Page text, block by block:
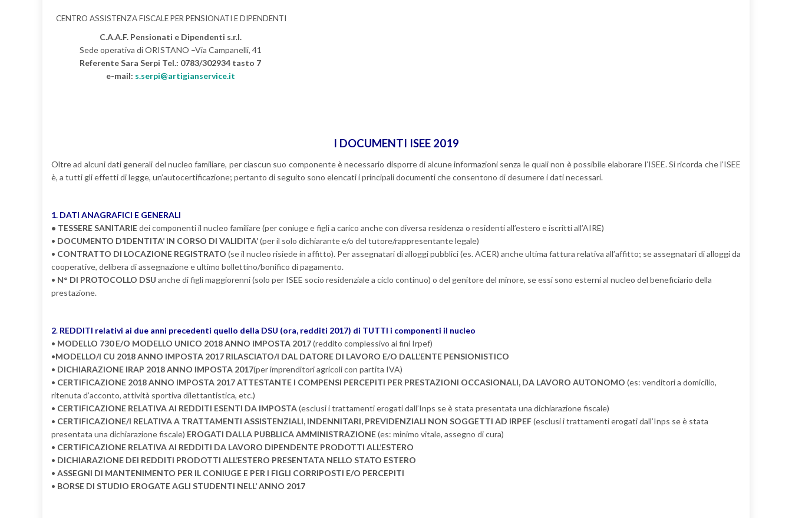
CENTRO ASSISTENZA FISCALE PER PENSIONATI E DIPENDENTI
C.A.A.F. Pensionati e Dipendenti s.r.l.
Sede operativa di ORISTANO –Via Campanelli, 41
Referente Sara Serpi Tel.: 0783/302934 tasto 7
e-mail: s.serpi@artigianservice.it
I DOCUMENTI ISEE 2019
Oltre ad alcuni dati generali del nucleo familiare, per ciascun suo componente è necessario disporre di alcune informazioni senza le quali non è possibile elaborare l’ISEE. Si ricorda che l’ISEE
è, a tutti gli effetti di legge, un’autocertificazione; pertanto di seguito sono elencati i principali documenti che consentono di desumere i dati necessari.
1. DATI ANAGRAFICI E GENERALI
• TESSERE SANITARIEdei componenti il nucleo familiare (per coniuge e figli a carico anche con diversa residenza o residenti all’estero e iscritti all’AIRE)
• DOCUMENTO D’IDENTITA’ IN CORSO DI VALIDITA’(per il solo dichiarante e/o del tutore/rappresentante legale)
• CONTRATTO DI LOCAZIONE REGISTRATO (se il nucleo risiede in affitto). Per assegnatari di alloggi pubblici (es. ACER) anche ultima fattura relativa all’affitto; se assegnatari di alloggi da
cooperative, delibera di assegnazione e ultimo bollettino/bonifico di pagamento.
• N° DI PROTOCOLLO DSU anche di figli maggiorenni (solo per ISEE socio residenziale a ciclo continuo) o del genitore del minore, se essi sono esterni al nucleo del beneficiario della
prestazione.
2. REDDITI relativi ai due anni precedenti quello della DSU (ora, redditi 2017) di TUTTI i componenti il nucleo
• MODELLO 730 E/O MODELLO UNICO 2018 ANNO IMPOSTA 2017(reddito complessivo ai fini Irpef)
•MODELLO/I CU 2018 ANNO IMPOSTA 2017 RILASCIATO/I DAL DATORE DI LAVORO E/O DALL’ENTE PENSIONISTICO
• DICHIARAZIONE IRAP 2018 ANNO IMPOSTA 2017(per imprenditori agricoli con partita IVA)
• CERTIFICAZIONE 2018 ANNO IMPOSTA 2017 ATTESTANTE I COMPENSI PERCEPITI PER PRESTAZIONI OCCASIONALI, DA LAVORO AUTONOMO (es: venditori a domicilio,
ritenuta d’acconto, attività sportiva dilettantistica, etc.)
• CERTIFICAZIONE RELATIVA AI REDDITI ESENTI DA IMPOSTA(esclusi i trattamenti erogati dall’Inps se è stata presentata una dichiarazione fiscale)
• CERTIFICAZIONE/I RELATIVA A TRATTAMENTI ASSISTENZIALI, INDENNITARI, PREVIDENZIALI NON SOGGETTI AD IRPEF(esclusi i trattamenti erogati dall’Inps se è stata
presentata una dichiarazione fiscale) EROGATI DALLA PUBBLICA AMMINISTRAZIONE(es: minimo vitale, assegno di cura)
• CERTIFICAZIONE RELATIVA AI REDDITI DA LAVORO DIPENDENTE PRODOTTI ALL’ESTERO
• DICHIARAZIONE DEI REDDITI PRODOTTI ALL’ESTERO PRESENTATA NELLO STATO ESTERO
• ASSEGNI DI MANTENIMENTO PER IL CONIUGE E PER I FIGLI CORRIPOSTI E/O PERCEPITI
• BORSE DI STUDIO EROGATE AGLI STUDENTI NELL’ ANNO 2017